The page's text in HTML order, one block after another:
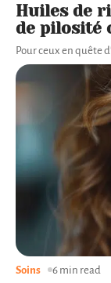
Huiles de
de pilosité
Pour ceux en quête
Soins 6 min read